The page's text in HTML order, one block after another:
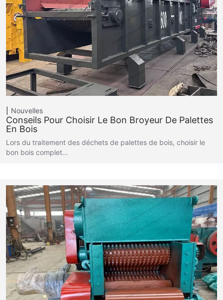
Nouvelles
Conseils Pour Choisir Le Bon Broyeur De Palettes
En Bois
Lors du traitement des déchets de palettes de bois, choisir le
bon bois complet…